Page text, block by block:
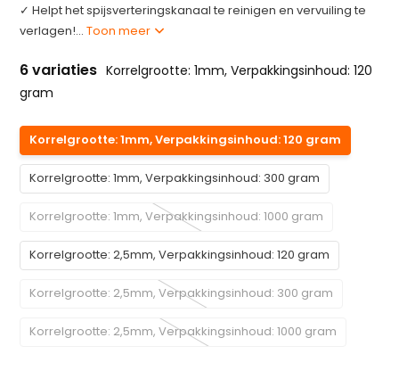
✓ Helpt het spijsverteringskanaal te reinigen en vervuiling te
verlagen!...Toon meer
6 variaties Korrelgrootte: 1mm, Verpakkingsinhoud: 120
gram
Korrelgrootte: 1mm, Verpakkingsinhoud: 120 gram
Korrelgrootte: 1mm, Verpakkingsinhoud: 300 gram
Korrelgrootte: 1mm, Verpakkingsinhoud: 1000 gram
Korrelgrootte: 2,5mm, Verpakkingsinhoud: 120 gram
Korrelgrootte: 2,5mm, Verpakkingsinhoud: 300 gram
Korrelgrootte: 2,5mm, Verpakkingsinhoud: 1000 gram